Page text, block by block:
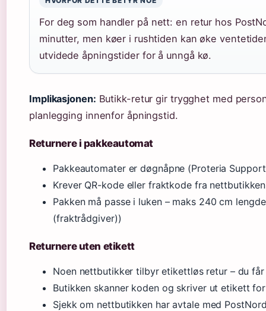
For deg som handler på nett: en retur hos
minutter, men køer i rushtiden kan øke
utvidede åpningstider for å unngå kø.
Implikasjonen: Butikk-retur gir trygghet med
planlegging innenfor åpningstid.
Returnere i pakkeautomat
Pakkeautomater er døgnåpne (Proteria
Krever QR-kode eller fraktkode fra nettbutikken
Pakken må passe i luken – maks 240 cm
(fraktrådgiver))
Returnere uten etikett
Noen nettbutikker tilbyr etikettløs retur – du
Butikken skanner koden og skriver ut etikett
Sjekk om nettbutikken har avtale med